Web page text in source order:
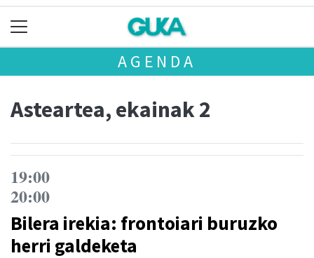
AGENDA
Asteartea, ekainak 2
19:00
20:00
Bilera irekia: frontoiari buruzko
herri galdeketa